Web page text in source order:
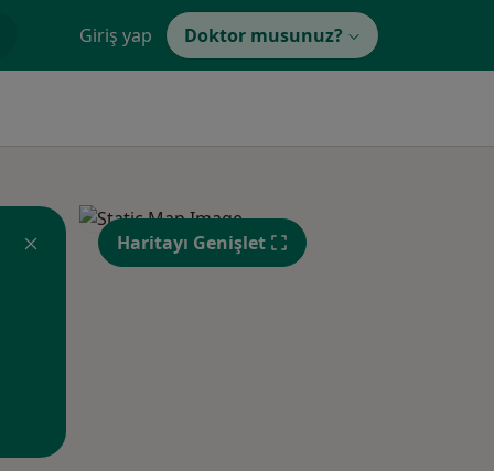
Giriş yap Doktor musunuz?
Haritayı Genişlet